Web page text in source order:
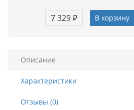
7 329 ₽ В корзину
Описание
Характеристики
Отзывы (0)